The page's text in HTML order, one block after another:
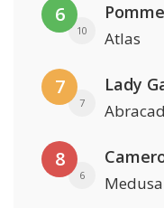
6
10 Atlas
7
7
Lady
8
6 Medusa